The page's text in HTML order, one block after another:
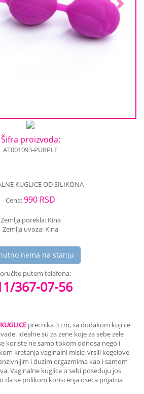
Šifra proizvoda:
AT001093-PURPLE
KUGLICE OD SILIKONA
Cena:990 RSD
Zemlja porekla: Kina
Zemlja uvoza: Kina
nema na stanju
putem telefona:
367-07-56
precnika 3 cm, sa dodakom koji ce
idealne su za zene koje za sebe zele
koriste ne samo tokom odnosa nego i
kretanja vaginalni misici vrsili kegelove
i duzim orgazmima kao i samom
Vaginalne kuglice u sebi poseduju jos
da se prilikom koriscenja oseca prijatna